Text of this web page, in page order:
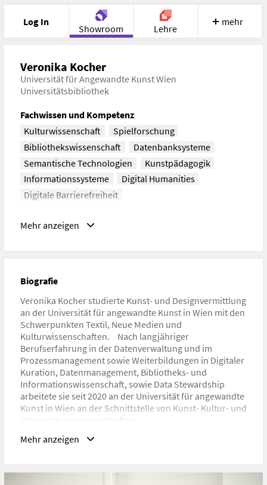
Log In
Showroom Lehre
Portfolio Image
Meet
mehr
Veronika Kocher
Universität für Angewandte Kunst Wien
Universitätsbibliothek
Fachwissen und Kompetenz
Kulturwissenschaft
Spielforschung
Bibliothekswissenschaft
Datenbanksysteme
Semantische Technologien
Kunstpädagogik
Informationssysteme
Digital Humanities
Digitale Barrierefreiheit
Vordere Zollamtsstraße 7 - DG
E-Mail:veronika.kocher@uni-ak.ac.at
Mehr anzeigen
Biografie
Veronika Kocher studierte Kunst- und Designvermittlung
an der Universität für angewandte Kunst in Wien mit den
Schwerpunkten Textil, Neue Medien und
Kulturwissenschaften. Nach langjähriger
Berufserfahrung in der Datenverwaltung und im
Prozessmanagement sowie Weiterbildungen in Digitaler
Kuration, Datenmanagement, Bibliotheks- und
Informationswissenschaft, sowie Data Stewardship
arbeitete sie seit 2020 an der Universität für angewandte
Kunst in Wien an der Schnittstelle von Kunst- Kultur- und
Informationswissenschaften.
digitale Forschungsinformationssystem der Institution
Mehr anzeigen